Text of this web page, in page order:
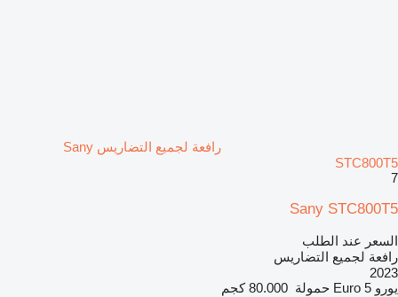
رافعة لجميع التضاريس Sany
STC800T5
7
Sany STC800T5
السعر عند الطلب
رافعة لجميع التضاريس
2023
يورو Euro 5 حمولة 80.000 كجم